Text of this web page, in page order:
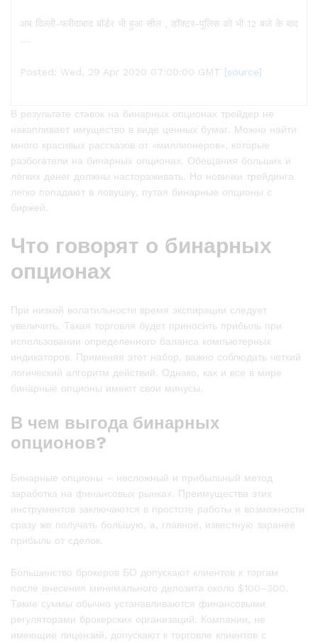
अब दिल्ली-फरीदाबाद बॉर्डर भी हुआ सील , डॉक्टर-पुलिस को भी 12 बजे के बाद
….
Posted: Wed, 29 Apr 2020 07:00:00 GMT [source]
В результате ставок на бинарных опционах трейдер не
накапливает имущество в виде ценных бумаг. Можно найти
много красивых рассказов от «миллионеров», которые
разбогатели на бинарных опционах. Обещания больших и
лёгких денег должны настораживать. Но новички трейдинга
легко попадают в ловушку, путая бинарные опционы с
биржей.
Что говорят о бинарных
опционах
При низкой волатильности время экспирации следует
увеличить. Такая торговля будет приносить прибыль при
использовании определенного баланса компьютерных
индикаторов. Применяя этот набор, важно соблюдать четкий
логический алгоритм действий. Однако, как и все в мире
бинарные опционы имеют свои минусы.
В чем выгода бинарных
опционов?
Бинарные опционы – несложный и прибыльный метод
заработка на финансовых рынках. Преимущества этих
инструментов заключаются в простоте работы и возможности
сразу же получать большую, а, главное, известную заранее
прибыль от сделок.
Большинство брокеров БО допускают клиентов к торгам
после внесения минимального депозита около $100–300.
Такие суммы обычно устанавливаются финансовыми
регуляторами брокерских организаций. Компании, не
имеющие лицензий, допускают к торговле клиентов с